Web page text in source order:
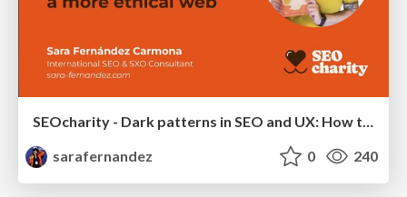
SEOcharity - Dark patterns in SEO and UX: How to avoid them and build a more ethical web
sarafernandez
0 240